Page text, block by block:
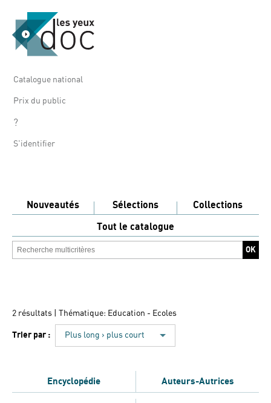
Catalogue national
Prix du public
?
S'identifier
Nouveautés Sélections
Collections
Tout le catalogue
2 résultats | Thématique: Education - Ecoles
Trier par : Plus long › plus court
Encyclopédie Auteurs-Autrices